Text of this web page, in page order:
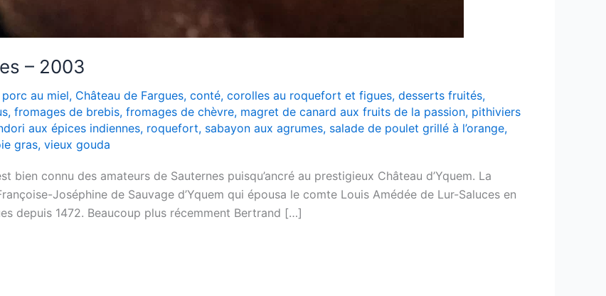
– 2003
au miel, Château de Fargues, conté, corolles au roquefort et figues, desserts fruités,
, fromages de brebis, fromages de chèvre, magret de canard aux fruits de la passion, pithiviers
aux épices indiennes, roquefort, sabayon aux agrumes, salade de poulet grillé à l’orange,
gras, vieux gouda
connu des amateurs de Sauternes puisqu’ancré au prestigieux Château d’Yquem. La
Joséphine de Sauvage d’Yquem qui épousa le comte Louis Amédée de Lur-Saluces en
depuis 1472. Beaucoup plus récemment Bertrand […]